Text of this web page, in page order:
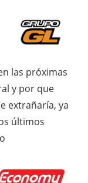
las próximas
y por que
extrañaría, ya
últimos